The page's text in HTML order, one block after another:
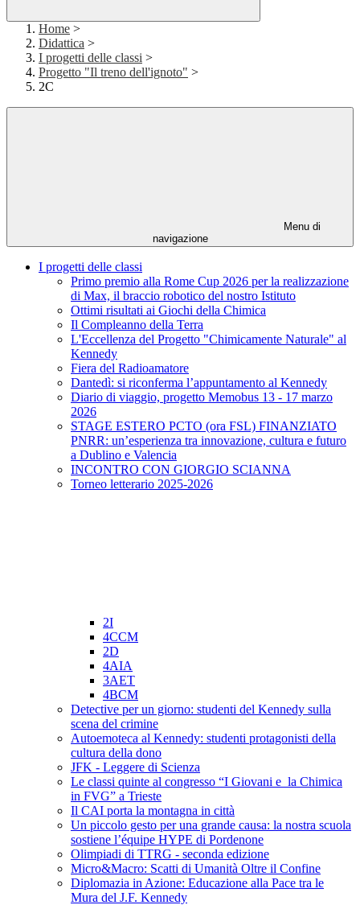
Home >
Didattica >
I progetti delle classi >
Progetto "Il treno dell'ignoto" >
2C
Menu di
navigazione
I progetti delle classi
Primo premio alla Rome Cup 2026 per la realizzazione
di Max, il braccio robotico del nostro Istituto
Ottimi risultati ai Giochi della Chimica
Il Compleanno della Terra
L'Eccellenza del Progetto "Chimicamente Naturale" al
Kennedy
Fiera del Radioamatore
Dantedì: si riconferma l’appuntamento al Kennedy
Diario di viaggio, progetto Memobus 13 - 17 marzo
2026
STAGE ESTERO PCTO (ora FSL) FINANZIATO
PNRR: un’esperienza tra innovazione, cultura e futuro
a Dublino e Valencia
INCONTRO CON GIORGIO SCIANNA
Torneo letterario 2025-2026
2I
4CCM
2D
4AIA
3AET
4BCM
Detective per un giorno: studenti del Kennedy sulla
scena del crimine
Autoemoteca al Kennedy: studenti protagonisti della
cultura della dono
JFK - Leggere di Scienza
Le classi quinte al congresso “I Giovani e la Chimica
in FVG” a Trieste
Il CAI porta la montagna in città
Un piccolo gesto per una grande causa: la nostra scuola
sostiene l’équipe HYPE di Pordenone
Olimpiadi di TTRG - seconda edizione
Micro&Macro: Scatti di Umanità Oltre il Confine
Diplomazia in Azione: Educazione alla Pace tra le
Mura del J.F. Kennedy